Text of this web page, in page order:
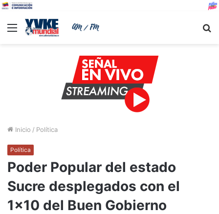
Menu
Inicio / Política
Política
Poder Popular del estado
Sucre desplegados con el
1×10 del Buen Gobierno